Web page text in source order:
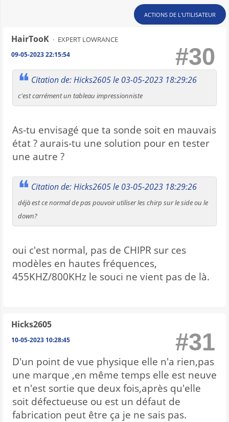
ACTIONS DE L'UTILISATEUR
HairTooK EXPERT LOWRANCE
09-05-2023 22:15:54 #30
Citation de: Hicks2605 le 03-05-2023 18:29:26
c'est carrément un tableau impressionniste
As-tu envisagé que ta sonde soit en mauvais
état ? aurais-tu une solution pour en tester
une autre ?
Citation de: Hicks2605 le 03-05-2023 18:29:26
déjà est ce normal de pas pouvoir utiliser les chirp sur le side ou le
down?
oui c'est normal, pas de CHIPR sur ces
modèles en hautes fréquences,
455KHZ/800KHz le souci ne vient pas de là.
Hicks2605
10-05-2023 10:28:45 #31
D'un point de vue physique elle n'a rien,pas
une marque ,en même temps elle est neuve
et n'est sortie que deux fois,après qu'elle
soit défectueuse ou est un défaut de
fabrication peut être ça je ne sais pas.